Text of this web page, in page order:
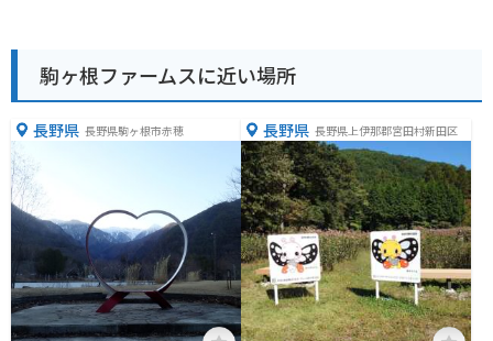
駒ヶ根ファームスに近い場所
長野県 長野県駒ヶ根市赤穂 長野県 長野県上伊那郡宮田村新田区